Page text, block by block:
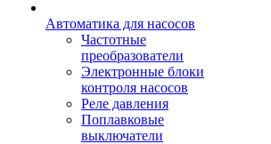
Автоматика для насосов
Частотные
преобразователи
Электронные блоки
контроля насосов
Реле давления
Поплавковые
выключатели